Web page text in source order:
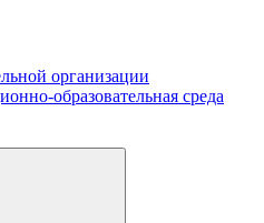
организации
образовательная среда